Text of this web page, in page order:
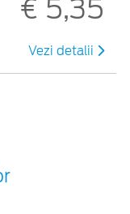
€ 5,35
Vezi detalii